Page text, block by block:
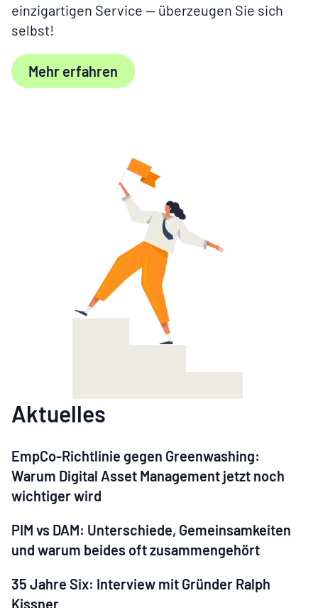
einzigartigen Service — überzeugen Sie sich
selbst!
Mehr erfahren
Aktuelles
EmpCo-Richtlinie gegen Greenwashing:
Warum Digital Asset Management jetzt noch
wichtiger wird
PIM vs DAM: Unterschiede, Gemeinsamkeiten
und warum beides oft zusammengehört
35 Jahre Six: Interview mit Gründer Ralph
Kissner